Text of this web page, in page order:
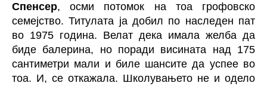
Спенсер, осми потомок на тоа грофовско
семејство. Титулата ја добил по наследен пат
во 1975 година. Велат дека имала желба да
биде балерина, но поради висината над 175
сантиметри мали и биле шансите да успее во
тоа. И, се откажала. Школувањето не и одело